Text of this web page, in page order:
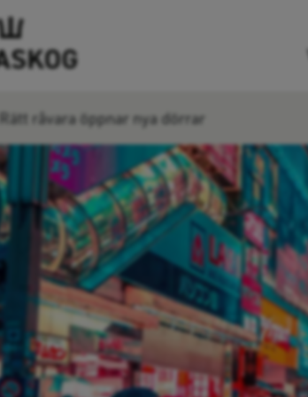
Rätt råvara öppnar nya dörrar